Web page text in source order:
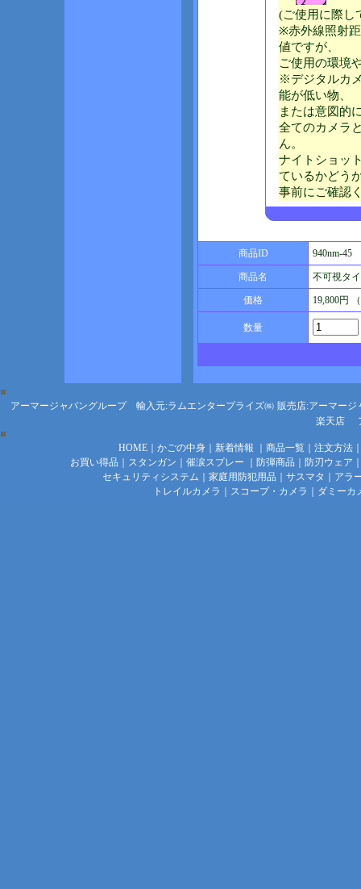
(ご使用に際
※赤外線照射
値ですが、
ご使用の環境
※デジタルカ
能が低い物、
または意図的
全てのカメラ
ん。
ナイトショッ
ているかどう
事前にご確認
商品ID 940nm-45
商品名 不可視タ
価格 19,800円
数量
アーマージャパングループ 輸入元:ラムエンタープライズ㈱ 販売店:アーマージ
楽天店
HOME｜ かごの中身｜ 新着情報 商品一覧｜ 注文方法
お買い得品
スタンガン 催涙スプレー 防弾商品 防刃ウェア
セキュリティシステム
家庭用防犯用品 サスマタ
アラ
トレイルカメラ
スコープ・カメラ ダミーカ